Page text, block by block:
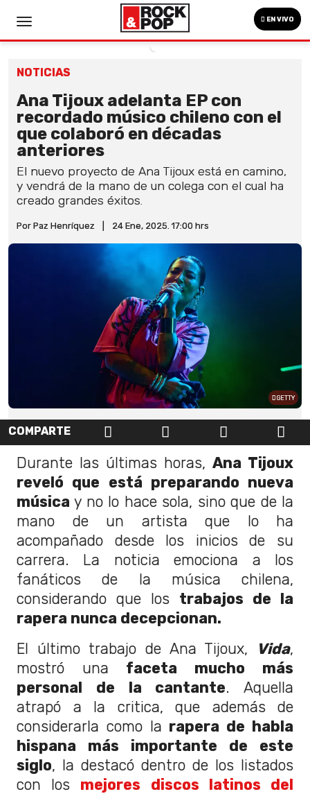
EN VIVO
NOTICIAS
Ana Tijoux adelanta EP con
recordado músico chileno con el
que colaboró en décadas
anteriores
El nuevo proyecto de Ana Tijoux está en camino,
y vendrá de la mano de un colega con el cual ha
creado grandes éxitos.
Por Paz Henríquez 24 Ene, 2025. 17:00 hrs
GETTY
COMPARTE
Durante las últimas horas, Ana Tijoux
reveló que está preparando nueva
música y no lo hace sola, sino que de la
mano de un artista que lo ha
acompañado desde los inicios de su
carrera. La noticia emociona a los
fanáticos de la música chilena,
considerando que los trabajos de la
rapera nunca decepcionan.
El último trabajo de Ana Tijoux,
Vida,
mostró una faceta mucho más
personal de la cantante. Aquella
atrapó a la critica, que además de
considerarla como la rapera de habla
hispana más importante de este
siglo, la destacó dentro de los listados
con los mejores discos latinos del